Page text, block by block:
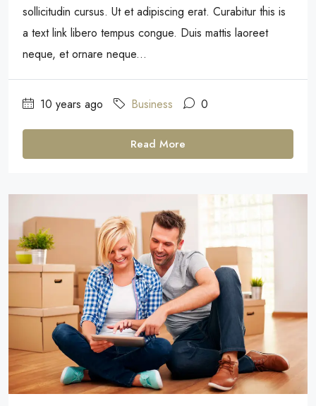
sollicitudin cursus. Ut et adipiscing erat. Curabitur this is
a text link libero tempus congue. Duis mattis laoreet
neque, et ornare neque...
10 years ago Business 0
Read More